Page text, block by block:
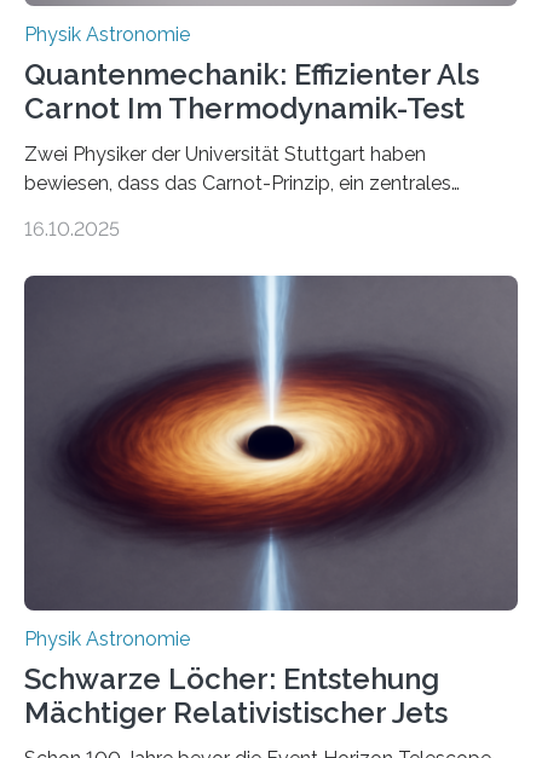
Physik Astronomie
Quantenmechanik: Effizienter Als
Carnot Im Thermodynamik-Test
Zwei Physiker der Universität Stuttgart haben
bewiesen, dass das Carnot-Prinzip, ein zentrales
Größenordnung von Atomen gilt, deren physikalische
Quantenmotoren voranbringen. Das
Wissenschaftsjournal Science Advances veröffentlichte
die Herleitung. (DOI: 10.1126/sciadv.adw8462)
Verbrennungsmotoren oder Dampfturbinen sind
Wärmekraftmaschinen: Sie wandeln thermische
Energie in mechanische Bewegung um – oder anders
ausgedrückt, Wärme in Bewegung. In
quantenmechanischen Experimenten ist es in den…
16.10.2025
Physik Astronomie
Schwarze Löcher: Entstehung
Mächtiger Relativistischer Jets